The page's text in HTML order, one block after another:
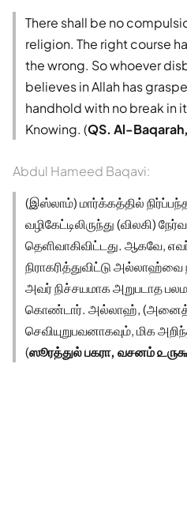
There shall be no
religion. The right course
the wrong. So whoever
believes in Allah has
handhold with no break in
Knowing. (QS. Al-
Abdul Hameed Baqavi:
(இஸ்லாம்) மார்க்கத்தில்
வழிகேட்டிலிருந்து (விலகி)
தெளிவாகிவிட்டது. ஆகவே,
நிராகரித்துவிட்டு
அவர் நிச்சயமாக அறுபடாத
கொண்டார். அல்லாஹ்,
செவியுறுபவனாகவும், மிக
(ஸூரத்துல் பகரா, வசனம் ௨௫௬